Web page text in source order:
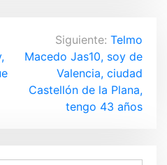
Siguiente: Telmo
Macedo Jas10, soy de
Valencia, ciudad
Castellón de la Plana,
tengo 43 años